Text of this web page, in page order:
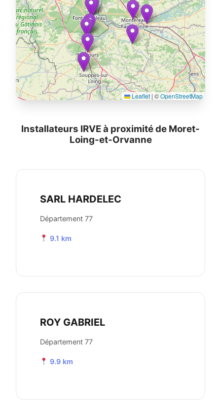
Leaflet | ©OpenStreetMap
Installateurs IRVE à proximité de Moret-
Loing-et-Orvanne
SARL HARDELEC
Département 77
9.1 km
ROY GABRIEL
Département 77
9.9 km